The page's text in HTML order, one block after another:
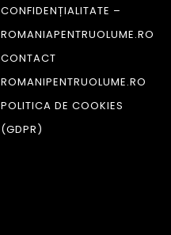
CONFIDENȚIALITATE –
ROMANIAPENTRUOLUME.RO
CONTACT
ROMANIPENTRUOLUME.RO
POLITICA DE COOKIES
(GDPR)